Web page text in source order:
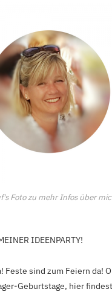
Foto zu mehr Infos über
IDEENPARTY!
Feste sind zum Feiern da!
Geburtstage, hier